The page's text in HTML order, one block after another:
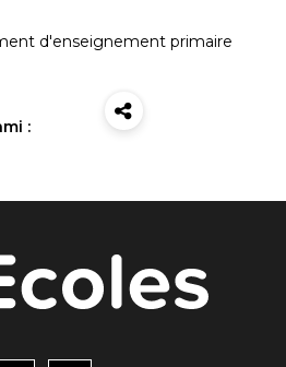
d'enseignement primaire
: